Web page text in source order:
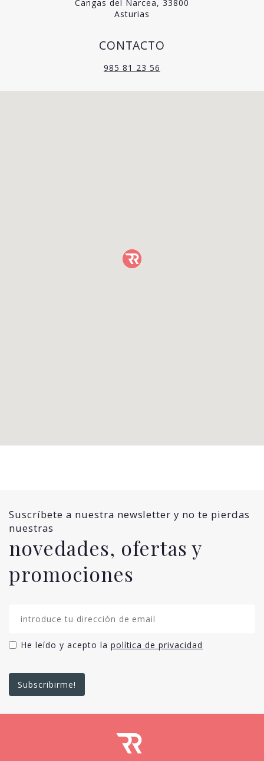
Cangas del Narcea, 33800
Asturias
CONTACTO
985 81 23 56
Suscríbete a nuestra newsletter y no te pierdas
nuestras
novedades, ofertas y
promociones
He leído y acepto la política de privacidad